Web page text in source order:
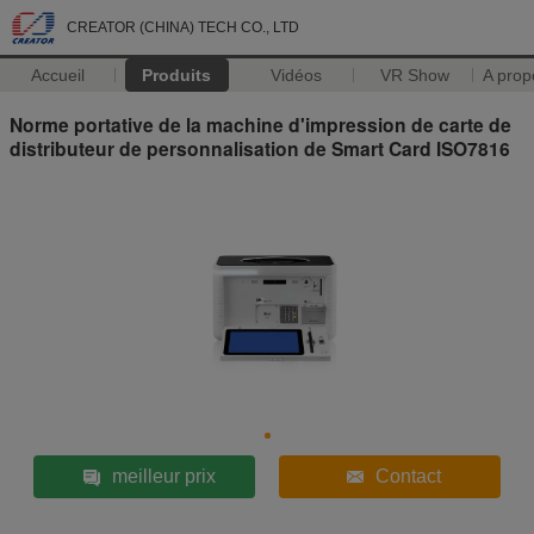
CREATOR (CHINA) TECH CO., LTD
Accueil Produits Vidéos VR Show A
Norme portative de la machine d'impression de carte de
distributeur de personnalisation de Smart Card ISO7816
meilleur prix Contact